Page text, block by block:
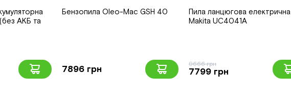
АКБ та
Бензопила Oleo-Mac GSH 40
7896 грн
Пила ланцюгова електрична
Makita UC4041A
9666 грн
7799 грн